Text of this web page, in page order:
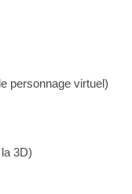
personnage virtuel)
3D)